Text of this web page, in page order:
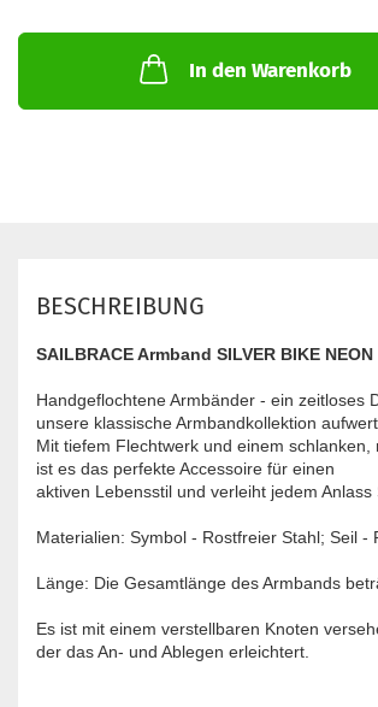
In den Warenkorb
BESCHREIBUNG
SAILBRACE Armband SILVER BIKE NEON
Handgeflochtene Armbänder - ein zeitloses
unsere klassische Armbandkollektion
Mit tiefem Flechtwerk und einem schlanken,
ist es das perfekte Accessoire für einen
aktiven Lebensstil und verleiht jedem Anlass
Materialien: Symbol - Rostfreier Stahl; Seil -
Länge: Die Gesamtlänge des Armbands
Es ist mit einem verstellbaren Knoten
der das An- und Ablegen erleichtert.